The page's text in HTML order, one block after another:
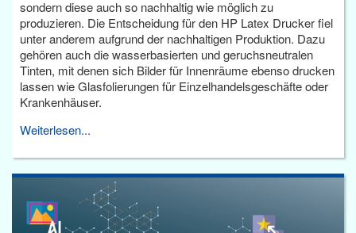
sondern diese auch so nachhaltig wie möglich zu
produzieren. Die Entscheidung für den HP Latex Drucker fiel
unter anderem aufgrund der nachhaltigen Produktion. Dazu
gehören auch die wasserbasierten und geruchsneutralen
Tinten, mit denen sich Bilder für Innenräume ebenso drucken
lassen wie Glasfolierungen für Einzelhandelsgeschäfte oder
Krankenhäuser.
Weiterlesen...